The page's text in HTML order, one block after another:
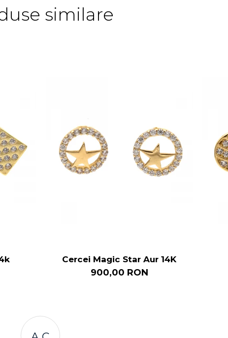
similare
Cercei Magic Star Aur 14K
900,00 RON